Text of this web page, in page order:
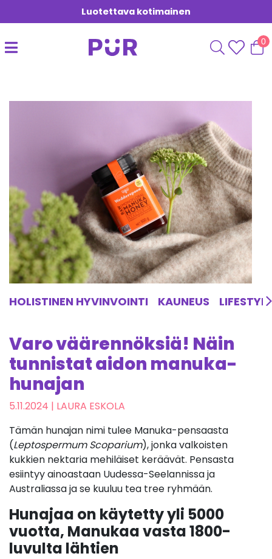
Luotettava kotimainen
0
HOLISTINEN HYVINVOINTI KAUNEUS LIFESTYLE
Varo väärennöksiä! Näin
tunnistat aidon manuka-
hunajan
5.11.2024 | LAURA ESKOLA
Tämän hunajan nimi tulee Manuka-pensaasta
(Leptospermum Scoparium), jonka valkoisten
kukkien nektaria mehiläiset keräävät. Pensasta
esiintyy ainoastaan Uudessa-Seelannissaja
Australiassaja se kuuluu tea tree ryhmään.
Hunajaa on käytetty yli 5000
vuotta, Manukaa vasta 1800-
luvulta lähtien